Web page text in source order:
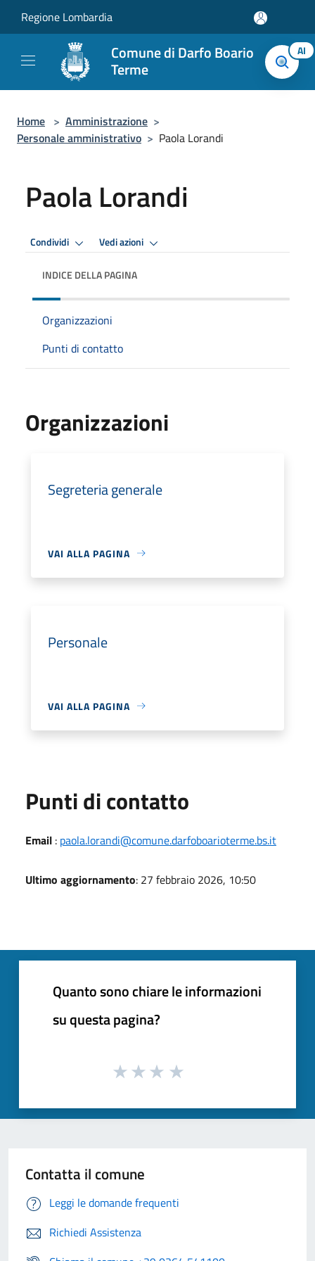
Regione Lombardia
Comune di Darfo Boario
Terme
AI
Home > Amministrazione >
Personale amministrativo > Paola Lorandi
Paola Lorandi
Condividi Vedi azioni
INDICE DELLA PAGINA
Organizzazioni
Punti di contatto
Organizzazioni
Segreteria generale
VAI ALLA PAGINA
Personale
VAI ALLA PAGINA
Punti di contatto
Email : paola.lorandi@comune.darfoboarioterme.bs.it
Ultimo aggiornamento: 27 febbraio 2026, 10:50
Quanto sono chiare le informazioni
su questa pagina?
Contatta il comune
Leggi le domande frequenti
Richiedi Assistenza